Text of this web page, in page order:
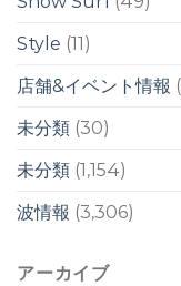
Style (11)
店舗&イベント情報
未分類 (30)
未分類 (1,154)
波情報 (3,306)
アーカイブ